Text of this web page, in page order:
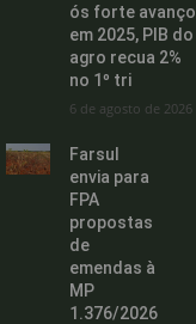
ós forte avanço
em 2025, PIB do
agro recua 2%
no 1º tri
6 de agosto de 2026
Farsul
envia para
FPA
propostas
de
emendas à
MP
1.376/2026